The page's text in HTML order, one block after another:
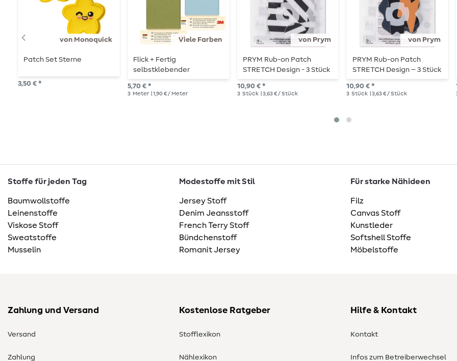
von Monoquick
Patch Set Sterne
3,50 € *
Viele Farben
Flick + Fertig
selbstklebender
Reparaturflicken 5,8 x 25
cm
5,70 € *
3 Meter | 1,90 € / Meter
von Prym
PRYM Rub-on Patch
STRETCH Design - 3 Stück
- Stripes
10,90 € *
3 Stück | 3,63 € / Stück
von Prym
PRYM Rub-on Patch
STRETCH Design – 3 Stück
– Wolke/Blitz
10,90 € *
3 Stück | 3,63 € / Stück
Stoffe für jeden Tag
Baumwollstoffe
Leinenstoffe
Viskose Stoff
Sweatstoffe
Musselin
Modestoffe mit Stil
Jersey Stoff
Denim Jeansstoff
French Terry Stoff
Bündchenstoff
Romanit Jersey
Für starke Nähideen
Filz
Canvas Stoff
Kunstleder
Softshell Stoffe
Möbelstoffe
Zahlung und Versand
Versand
Zahlung
Kostenlose Ratgeber
Stofflexikon
Nählexikon
Hilfe & Kontakt
Kontakt
Infos zum Betreiberwechsel